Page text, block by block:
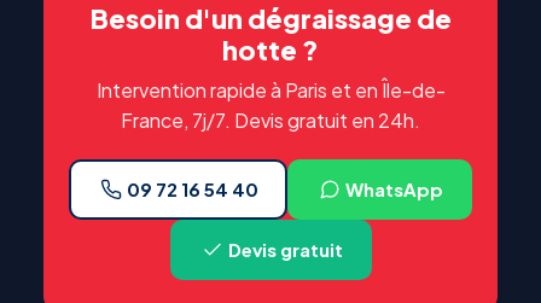
Besoin d'un dégraissage de
hotte ?
Intervention rapide à Paris et en Île-de-
France, 7j/7. Devis gratuit en 24h.
09 72 16 54 40 WhatsApp
Devis gratuit